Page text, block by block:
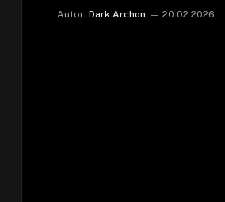
Autor: Dark Archon 20.02.2026